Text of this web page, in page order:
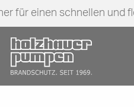
für einen schnellen und
Zurück zur Startseite